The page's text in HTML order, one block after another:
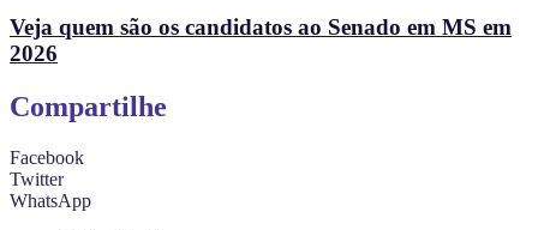
Veja quem são os candidatos ao Senado em MS em
2026
Compartilhe
Facebook
Twitter
WhatsApp